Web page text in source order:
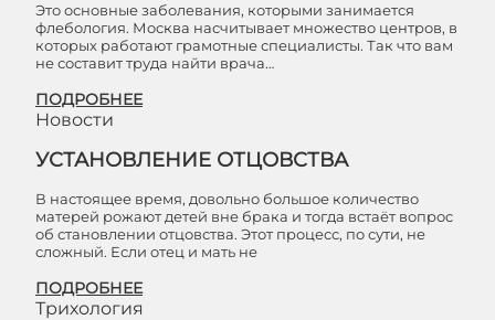
Это основные заболевания, которыми занимается
флебология. Москва насчитывает множество центров, в
которых работают грамотные специалисты. Так что вам
не составит труда найти врача…
ПОДРОБНЕЕ
Новости
УСТАНОВЛЕНИЕ ОТЦОВСТВА
В настоящее время, довольно большое количество
матерей рожают детей вне брака и тогда встаёт вопрос
об становлении отцовства. Этот процесс, по сути, не
сложный. Если отец и мать не
ПОДРОБНЕЕ
Трихология